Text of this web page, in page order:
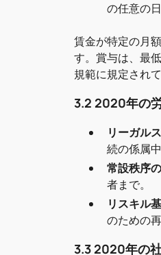
の任意の
賃金が特定の月
す。賞与は、最
規範に規定され
3.2 2020年の
リーガル
続の係属
常設秩序
者まで。
リスキル
のための
3.3 2020年の